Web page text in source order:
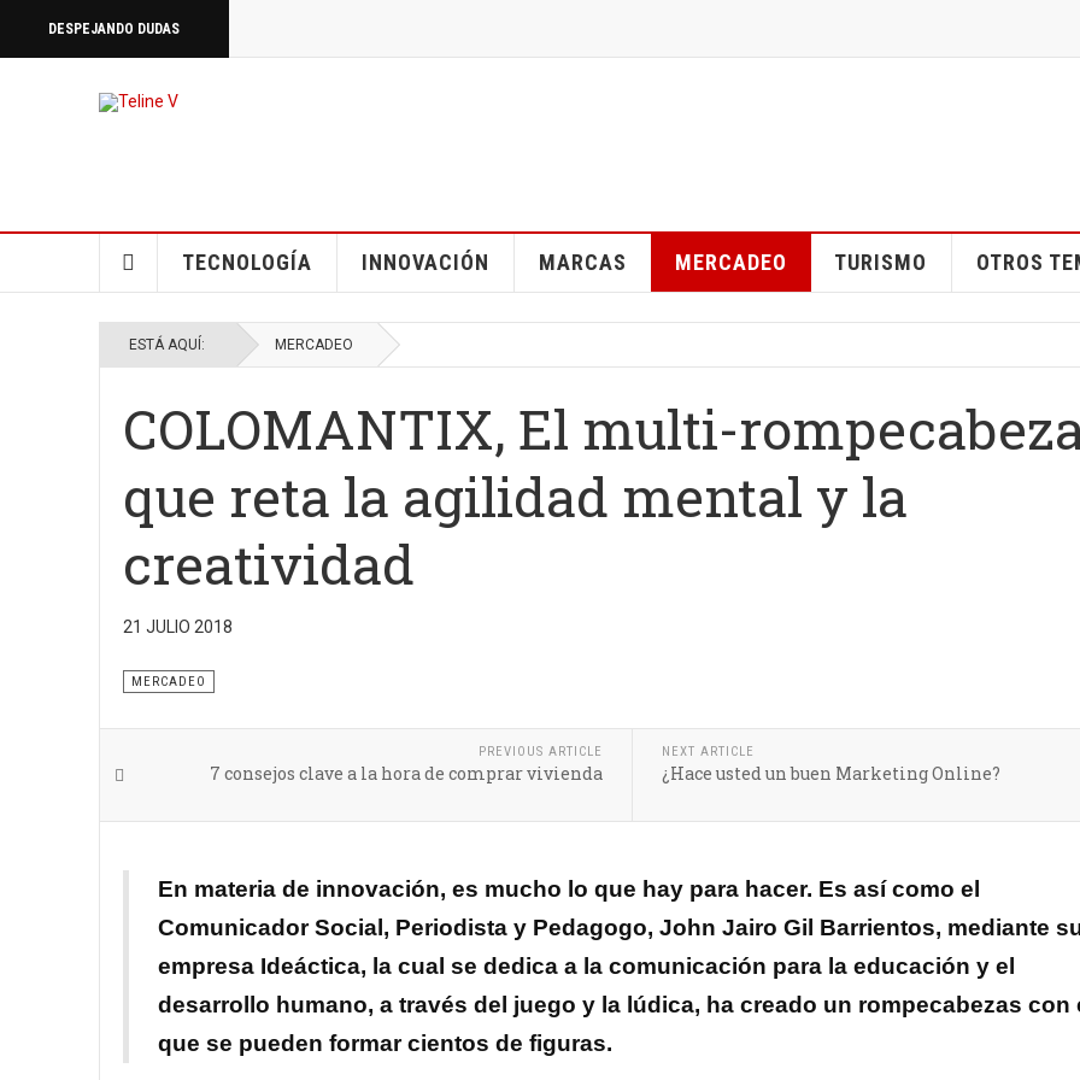
DESPEJANDO DUDAS
TECNOLOGÍA INNOVACIÓN MARCAS MERCADEO TURISMO OTROS
ESTÁ AQUÍ: MERCADEO
COLOMANTIX, El multi-
que reta la agilidad mental y la
creatividad
21 JULIO 2018
MERCADEO
PREVIOUS ARTICLE
7 consejos clave a la hora de comprar vivienda
NEXT ARTICLE
¿Hace usted un buen Marketing Online?
En materia de innovación, es mucho lo que hay para hacer. Es así como el
Comunicador Social, Periodista y Pedagogo, John Jairo Gil Barrientos, mediante
empresa Ideáctica, la cual se dedica a la comunicación para la educación y el
desarrollo humano, ​a través del juego y la lúdica, ha creado un rompecabezas con
que se pueden formar cientos de figuras.